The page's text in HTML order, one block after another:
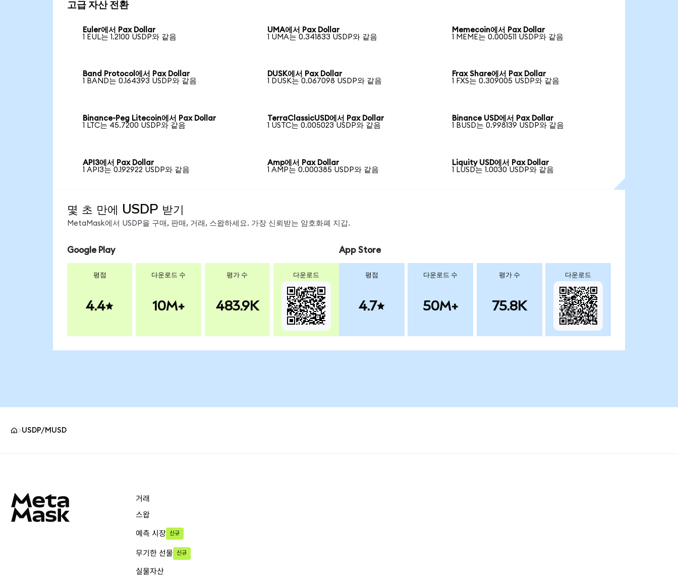
고급 자산 전환
Euler에서 Pax Dollar
1 EUL는 1.2100 USDP와 같음
UMA에서 Pax Dollar
1 UMA는 0.341833 USDP와 같음
Memecoin에서 Pax Dollar
1 MEME는 0.000511 USDP와 같음
Band Protocol에서 Pax Dollar
1 BAND는 0.164393 USDP와 같음
DUSK에서 Pax Dollar
1 DUSK는 0.067098 USDP와 같음
Frax Share에서 Pax Dollar
1 FXS는 0.309005 USDP와 같음
Binance-Peg Litecoin에서 Pax Dollar
1 LTC는 45.7200 USDP와 같음
TerraClassicUSD에서 Pax Dollar
1 USTC는 0.005023 USDP와 같음
Binance USD에서 Pax Dollar
1 BUSD는 0.998139 USDP와 같음
API3에서 Pax Dollar
1 API3는 0.192922 USDP와 같음
Amp에서 Pax Dollar
1 AMP는 0.000385 USDP와 같음
Liquity USD에서 Pax Dollar
1 LUSD는 1.0030 USDP와 같음
몇 초 만에 USDP 받기
MetaMask에서 USDP을 구매, 판매, 거래, 스왑하세요. 가장 신뢰받는 암호화폐 지갑.
Google Play
평점
4.4
다운로드 수
10M+
평가 수
483.9K
다운로드
App Store
평점
4.7
다운로드 수
50M+
평가 수
75.8K
다운로드
USDP/mUSD
거래
스왑
예측 시장 신규
무기한 선물 신규
실물자산